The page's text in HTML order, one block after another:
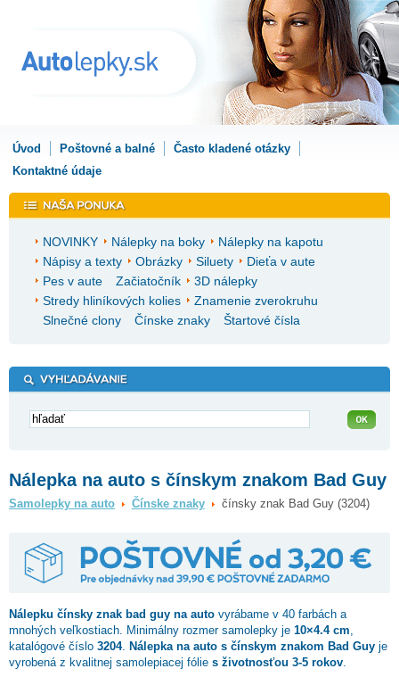
Úvod Poštovné a balné
Často kladené otázky
Kontaktné údaje
NOVINKY Nálepky na boky
Nálepky na kapotu
Nápisy a texty
Obrázky Siluety
Dieťa v aute
Pes v aute
Začiatočník
3D nálepky
Stredy hliníkových kolies
Znamenie zverokruhu
Slnečné clony
Čínske znaky Štartové čísla
Nálepka na auto s čínskym znakom Bad Guy
Samolepky na auto Čínske znaky čínsky znak Bad Guy (3204)
Nálepku čínsky znak bad guy na auto vyrábame v 40 farbách a
mnohých veľkostiach. Minimálny rozmer samolepky je 10×4.4 cm
katalógové číslo 3204. Nálepka na auto s čínskym znakom Bad Guy je
vyrobená z kvalitnej samolepiacej fólie s životnosťou 3-5 rokov